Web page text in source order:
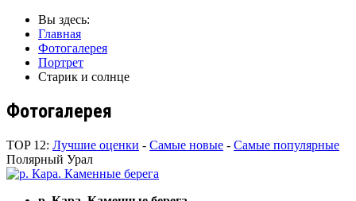
Вы здесь:
Главная
Фотогалерея
Портрет
Старик и солнце
Фотогалерея
TOP 12: Лучшие оценки - Самые новые - Самые популярные
Полярный Урал